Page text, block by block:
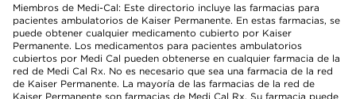
Miembros de Medi-Cal: Este directorio incluye las farmacias para
pacientes ambulatorios de Kaiser Permanente. En estas farmacias, se
puede obtener cualquier medicamento cubierto por Kaiser
Permanente. Los medicamentos para pacientes ambulatorios
cubiertos por Medi Cal pueden obtenerse en cualquier farmacia de la
red de Medi Cal Rx. No es necesario que sea una farmacia de la red
de Kaiser Permanente. La mayoría de las farmacias de la red de
Kaiser Permanente son farmacias de Medi Cal Rx. Su farmacia puede